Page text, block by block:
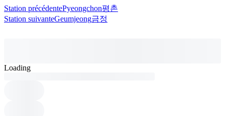
Station précédentePyeongchon평촌
Station suivanteGeumjeong금정
Loading